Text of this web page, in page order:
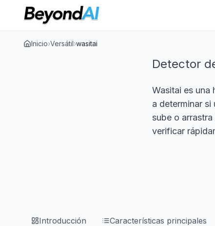
Inicio›Versátil›wasitai
Detector
Wasitai es una
a determinar si
sube o
verificar
Introducción Características principales